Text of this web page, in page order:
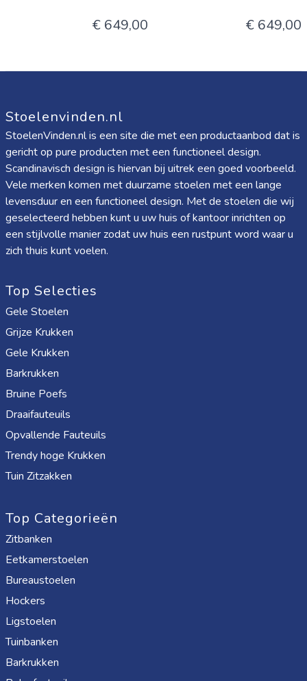
€ 649,00 € 649,00
Stoelenvinden.nl
StoelenVinden.nl is een site die met een productaanbod dat is
gericht op pure producten met een functioneel design.
Scandinavisch design is hiervan bij uitrek een goed voorbeeld.
Vele merken komen met duurzame stoelen met een lange
levensduur en een functioneel design. Met de stoelen die wij
geselecteerd hebben kunt u uw huis of kantoor inrichten op
een stijlvolle manier zodat uw huis een rustpunt word waar u
zich thuis kunt voelen.
Top Selecties
Gele Stoelen
Grijze Krukken
Gele Krukken
Barkrukken
Bruine Poefs
Draaifauteuils
Opvallende Fauteuils
Trendy hoge Krukken
Tuin Zitzakken
Top Categorieën
Zitbanken
Eetkamerstoelen
Bureaustoelen
Hockers
Ligstoelen
Tuinbanken
Barkrukken